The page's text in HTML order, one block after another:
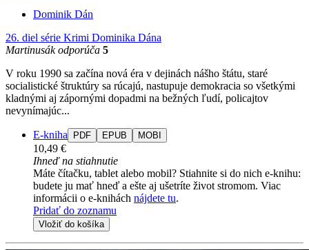
Dominik Dán
26. diel série Krimi Dominika Dána
Martinusák odporúča 5
V roku 1990 sa začína nová éra v dejinách nášho štátu, staré
socialistické štruktúry sa rúcajú, nastupuje demokracia so všetkými
kladnými aj zápornými dopadmi na bežných ľudí, policajtov
nevynímajúc...
E-kniha PDF EPUB MOBI
10,49 €
Ihneď na stiahnutie
Máte čítačku, tablet alebo mobil? Stiahnite si do nich e-knihu:
budete ju mať hneď a ešte aj ušetríte život stromom. Viac
informácii o e-knihách nájdete tu.
Pridať do zoznamu
Vložiť do košíka